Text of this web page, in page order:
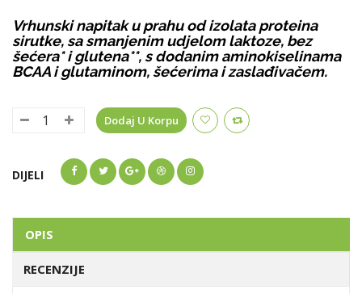
Vrhunski napitak u prahu od izolata proteina
sirutke, sa smanjenim udjelom laktoze, bez
šećera* i glutena**, s dodanim aminokiselinama
BCAA i glutaminom, šećerima i zaslađivačem.
Dodaj U Korpu
DIJELI
OPIS
RECENZIJE